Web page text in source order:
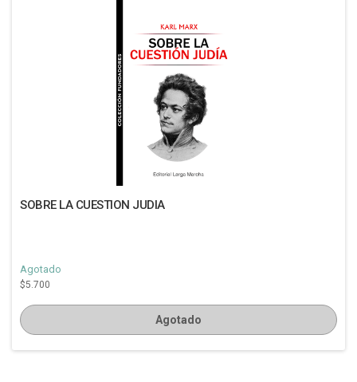
SOBRE LA CUESTION JUDIA
Agotado
$5.700
Agotado